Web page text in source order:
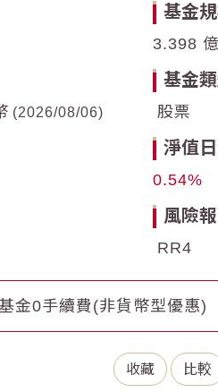
基金
3.398
2026/08/06
基金
股票
淨值
0.54
風險
RR4
金0手續費(非貨幣型優惠)
收藏 比較